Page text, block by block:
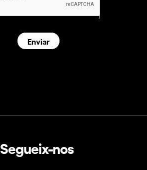
Enviar
Segueix-nos